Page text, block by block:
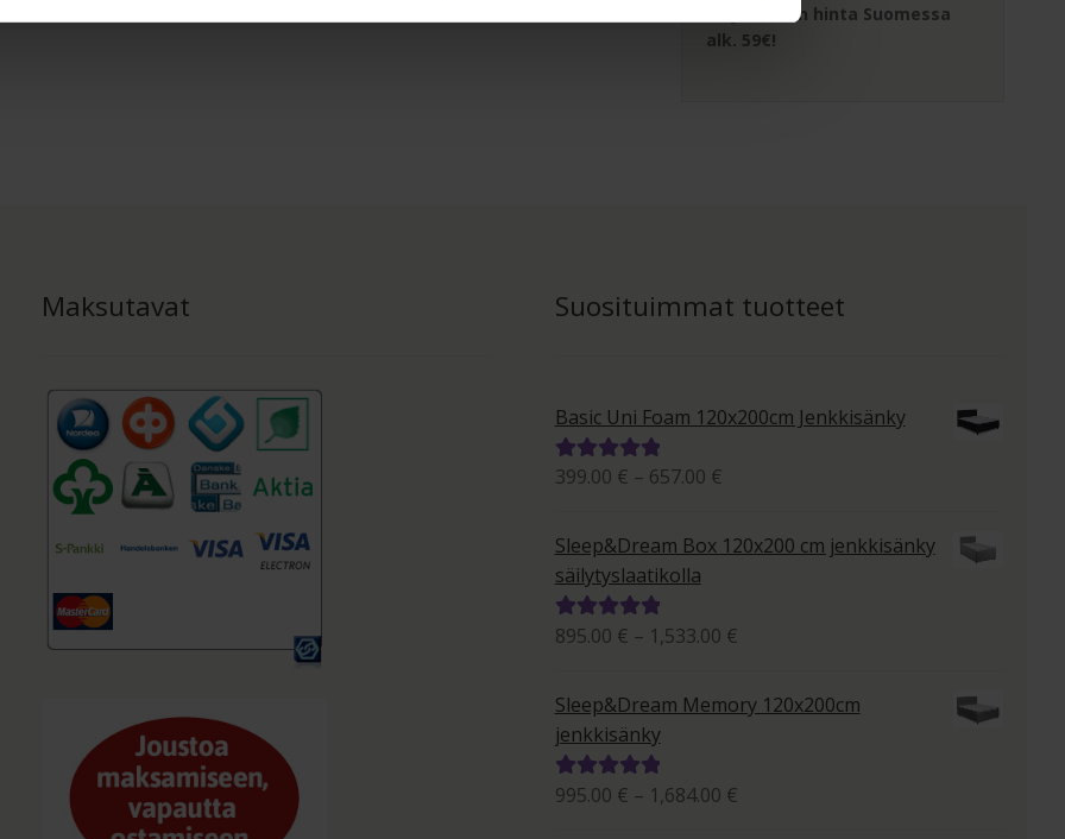
Kuljetuksen hinta Suomessa
alk. 59€!
Maksutavat Suosituimmat tuotteet
Basic Uni Foam 120x200cm Jenkkisänky
Arvostelu
5.00
/ 5
399.00 € – 657.00 €Hintaluokka:
-
Sleep&Dream Box 120x200 cm jenkkisänky
säilytyslaatikolla
Arvostelu
5.00
/ 5
895.00 € – 1,533.00 €
1,533.00 €
Sleep&Dream Memory 120x200cm
jenkkisänky
Arvostelu
995.00 € – 1,684.00 €